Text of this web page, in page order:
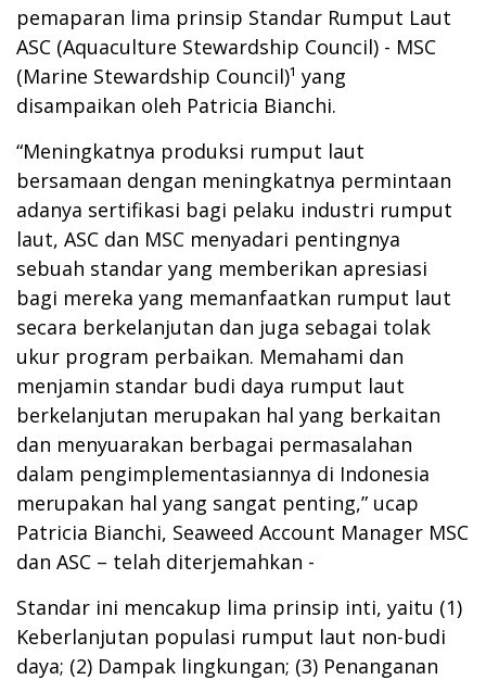
pemaparan lima prinsip Standar Rumput Laut
ASC (Aquaculture Stewardship Council) - MSC
(Marine Stewardship Council)¹ yang
disampaikan oleh Patricia Bianchi.
“Meningkatnya produksi rumput laut
bersamaan dengan meningkatnya permintaan
adanya sertifikasi bagi pelaku industri rumput
laut, ASC dan MSC menyadari pentingnya
sebuah standar yang memberikan apresiasi
bagi mereka yang memanfaatkan rumput laut
secara berkelanjutan dan juga sebagai tolak
ukur program perbaikan. Memahami dan
menjamin standar budi daya rumput laut
berkelanjutan merupakan hal yang berkaitan
dan menyuarakan berbagai permasalahan
dalam pengimplementasiannya di Indonesia
merupakan hal yang sangat penting,” ucap
Patricia Bianchi, Seaweed Account Manager MSC
dan ASC – telah diterjemahkan -
Standar ini mencakup lima prinsip inti, yaitu (1)
Keberlanjutan populasi rumput laut non-budi
daya; (2) Dampak lingkungan; (3) Penanganan